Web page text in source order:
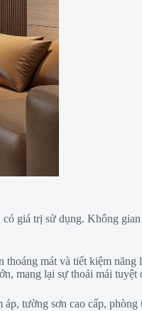
giá trị sử dụng. Không
mát và tiết kiệm năng
mang lại sự thoải mái tuyệt
tường sơn cao cấp,